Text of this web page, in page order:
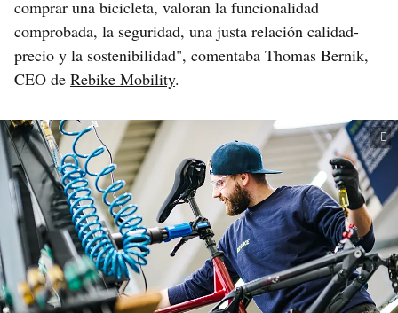
comprar una bicicleta, valoran la funcionalidad
comprobada, la seguridad, una justa relación calidad-
precio y la sostenibilidad", comentaba Thomas Bernik,
CEO de Rebike Mobility.